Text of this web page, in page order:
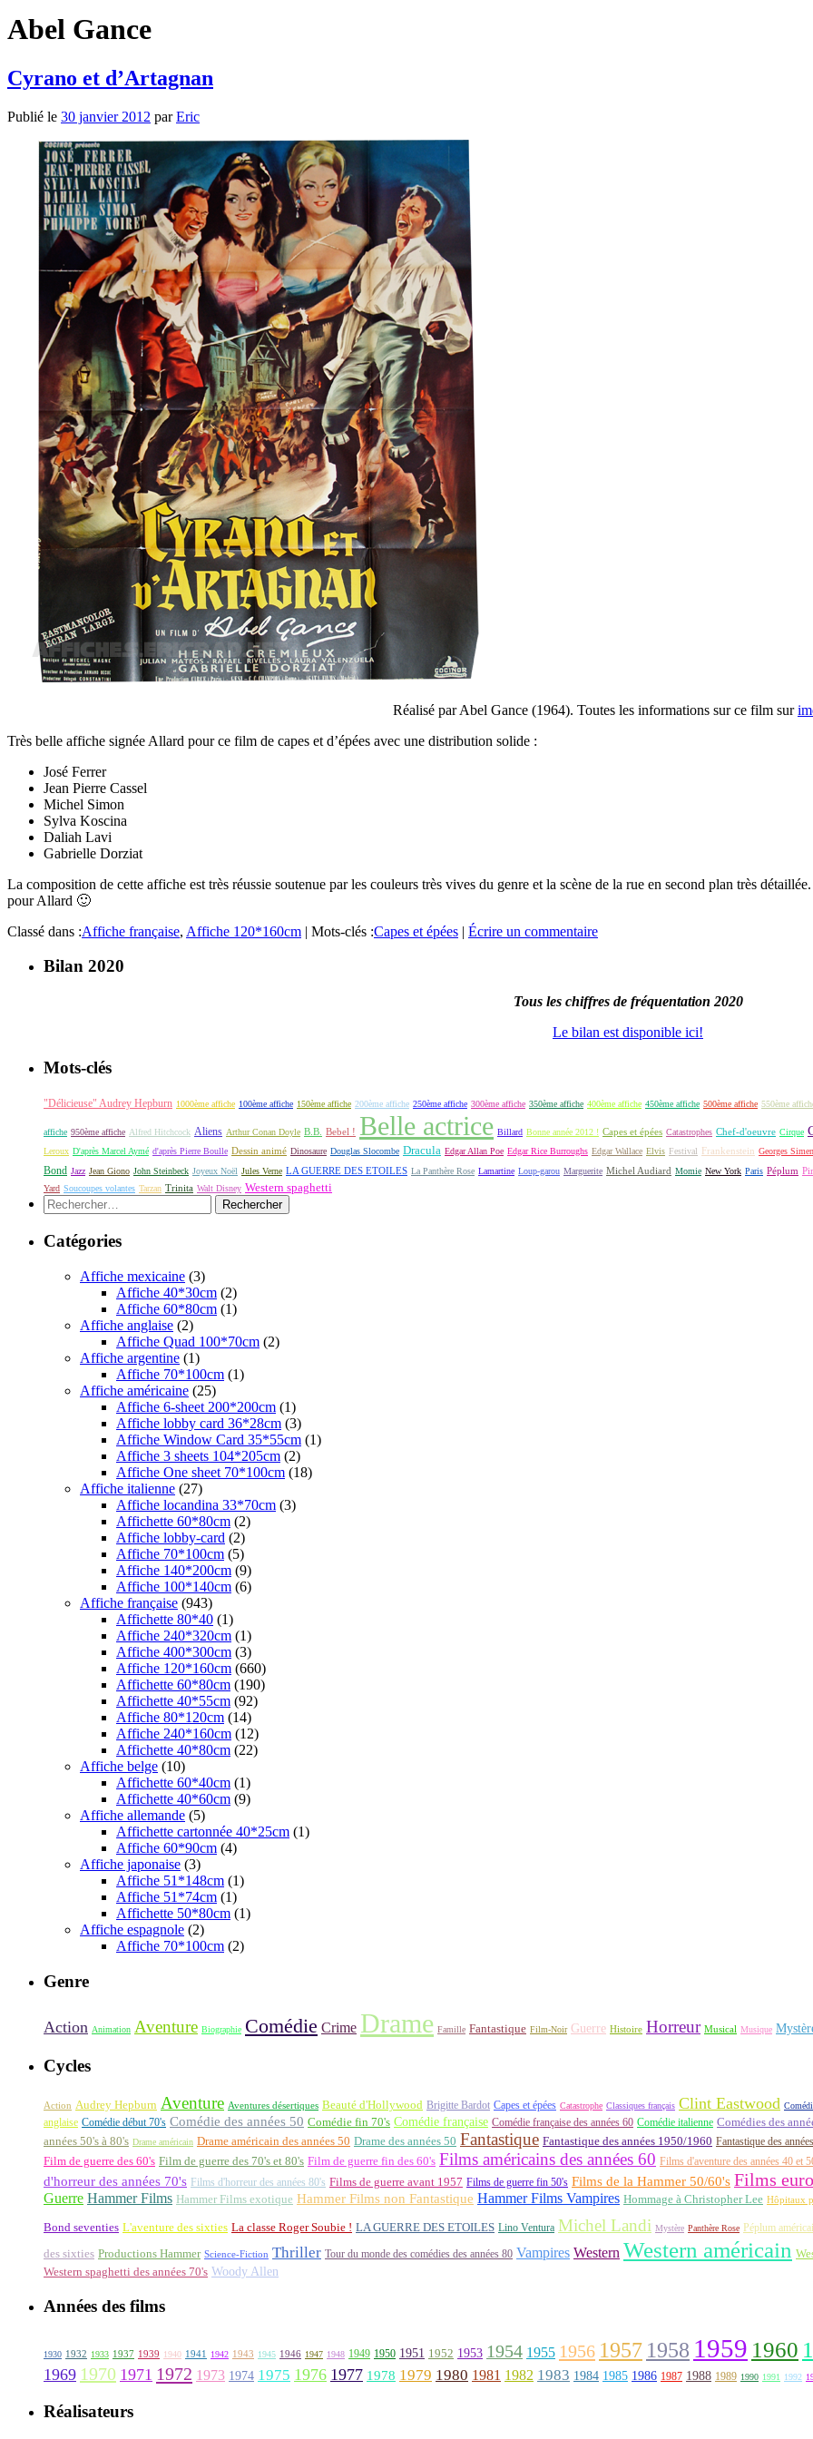
Abel Gance
Cyrano et d’Artagnan
Publié le 30 janvier 2012 parEric
Réalisé par Abel Gance (1964). Toutes les informations sur ce film sur
Très belle affiche signée Allard pour ce film de capes et d’épées avec une distribution solide :
José Ferrer
Jean Pierre Cassel
Michel Simon
Sylva Koscina
Daliah Lavi
Gabrielle Dorziat
La composition de cette affiche est très réussie soutenue par les couleurs très vives du genre et la scène de la rue en second plan très
pour Allard 🙂
Classé dans :Affiche française, Affiche 120*160cm | Mots-clés :Capes et épées | Écrire un commentaire
Bilan 2020
Tous les chiffres de fréquentation 2020
Le bilan est disponible ici!
Mots-clés
"Délicieuse" Audrey Hepburn 1000ème affiche 100ème affiche 150ème affiche 200ème affiche 250ème affiche 300ème affiche 350ème affiche 400ème affiche 450ème affiche 500ème affiche 550ème
affiche 950ème affiche Alfred Hitchcock Aliens Arthur Conan Doyle B.B. Bebel ! Belle actrice Billard Bonne année 2012 ! Capes et épées Catastrophes Chef-d'oeuvre Cirque
Leroux D'après Marcel Aymé d'après Pierre Boulle Dessin animé Dinosaure Douglas Slocombe Dracula Edgar Allan Poe Edgar Rice Burroughs Edgar Wallace Elvis Festival Frankenstein Georges
Bond Jazz Jean Giono John Steinbeck Joyeux Noël Jules Verne LA GUERRE DES ETOILES La Panthère Rose Lamartine Loup-garou Marguerite Michel Audiard Momie New York Paris Péplum
Yard Soucoupes volantes Tarzan Trinita Walt Disney Western spaghetti
Rechercher :
Catégories
Affiche mexicaine (3)
Affiche 40*30cm (2)
Affiche 60*80cm (1)
Affiche anglaise (2)
Affiche Quad 100*70cm (2)
Affiche argentine (1)
Affiche 70*100cm (1)
Affiche américaine (25)
Affiche 6-sheet 200*200cm (1)
Affiche lobby card 36*28cm (3)
Affiche Window Card 35*55cm (1)
Affiche 3 sheets 104*205cm (2)
Affiche One sheet 70*100cm (18)
Affiche italienne (27)
Affiche locandina 33*70cm (3)
Affichette 60*80cm (2)
Affiche lobby-card (2)
Affiche 70*100cm (5)
Affiche 140*200cm (9)
Affiche 100*140cm (6)
Affiche française (943)
Affichette 80*40 (1)
Affiche 240*320cm (1)
Affiche 400*300cm (3)
Affiche 120*160cm (660)
Affichette 60*80cm (190)
Affichette 40*55cm (92)
Affiche 80*120cm (14)
Affiche 240*160cm (12)
Affichette 40*80cm (22)
Affiche belge (10)
Affichette 60*40cm (1)
Affichette 40*60cm (9)
Affiche allemande (5)
Affichette cartonnée 40*25cm (1)
Affiche 60*90cm (4)
Affiche japonaise (3)
Affiche 51*148cm (1)
Affiche 51*74cm (1)
Affichette 50*80cm (1)
Affiche espagnole (2)
Affiche 70*100cm (2)
Genre
Action Animation Aventure Biographie Comédie Crime Drame Famille Fantastique Film-Noir Guerre Histoire Horreur Musical Musique
Cycles
Action Audrey Hepburn Aventure Aventures désertiques Beauté d'Hollywood Brigitte Bardot Capes et épées Catastrophe Classiques français Clint Eastwood
anglaise Comédie début 70's Comédie des années 50 Comédie fin 70's Comédie française Comédie française des années 60 Comédie italienne Comédies des
années 50's à 80's Drame américain Drame américain des années 50 Drame des années 50 Fantastique Fantastique des années 1950/1960 Fantastique des
Film de guerre des 60's Film de guerre des 70's et 80's Film de guerre fin des 60's Films américains des années 60 Films d'aventure des années 40 et
d'horreur des années 70's Films d'horreur des années 80's Films de guerre avant 1957 Films de guerre fin 50's Films de la Hammer 50/60's Films
Guerre Hammer Films Hammer Films exotique Hammer Films non Fantastique Hammer Films Vampires Hommage à Christopher Lee Hôpitaux
Bond seventies L'aventure des sixties La classe Roger Soubie ! LA GUERRE DES ETOILES Lino Ventura Michel Landi Mystère Panthère Rose Péplum
des sixties Productions Hammer Science-Fiction Thriller Tour du monde des comédies des années 80 Vampires Western Western américain
Western spaghetti des années 70's Woody Allen
Années des films
1930 1932 1933 1937 1939 1940 1941 1942 1943 1945 1946 1947 1948 1949 1950 1951 1952 1953 1954 1955 1956 1957 1958 1959 1960
1969 1970 1971 1972 1973 1974 1975 1976 1977 1978 1979 1980 1981 1982 1983 1984 1985 1986 1987 1988 1989 1990 1991 1992
Réalisateurs